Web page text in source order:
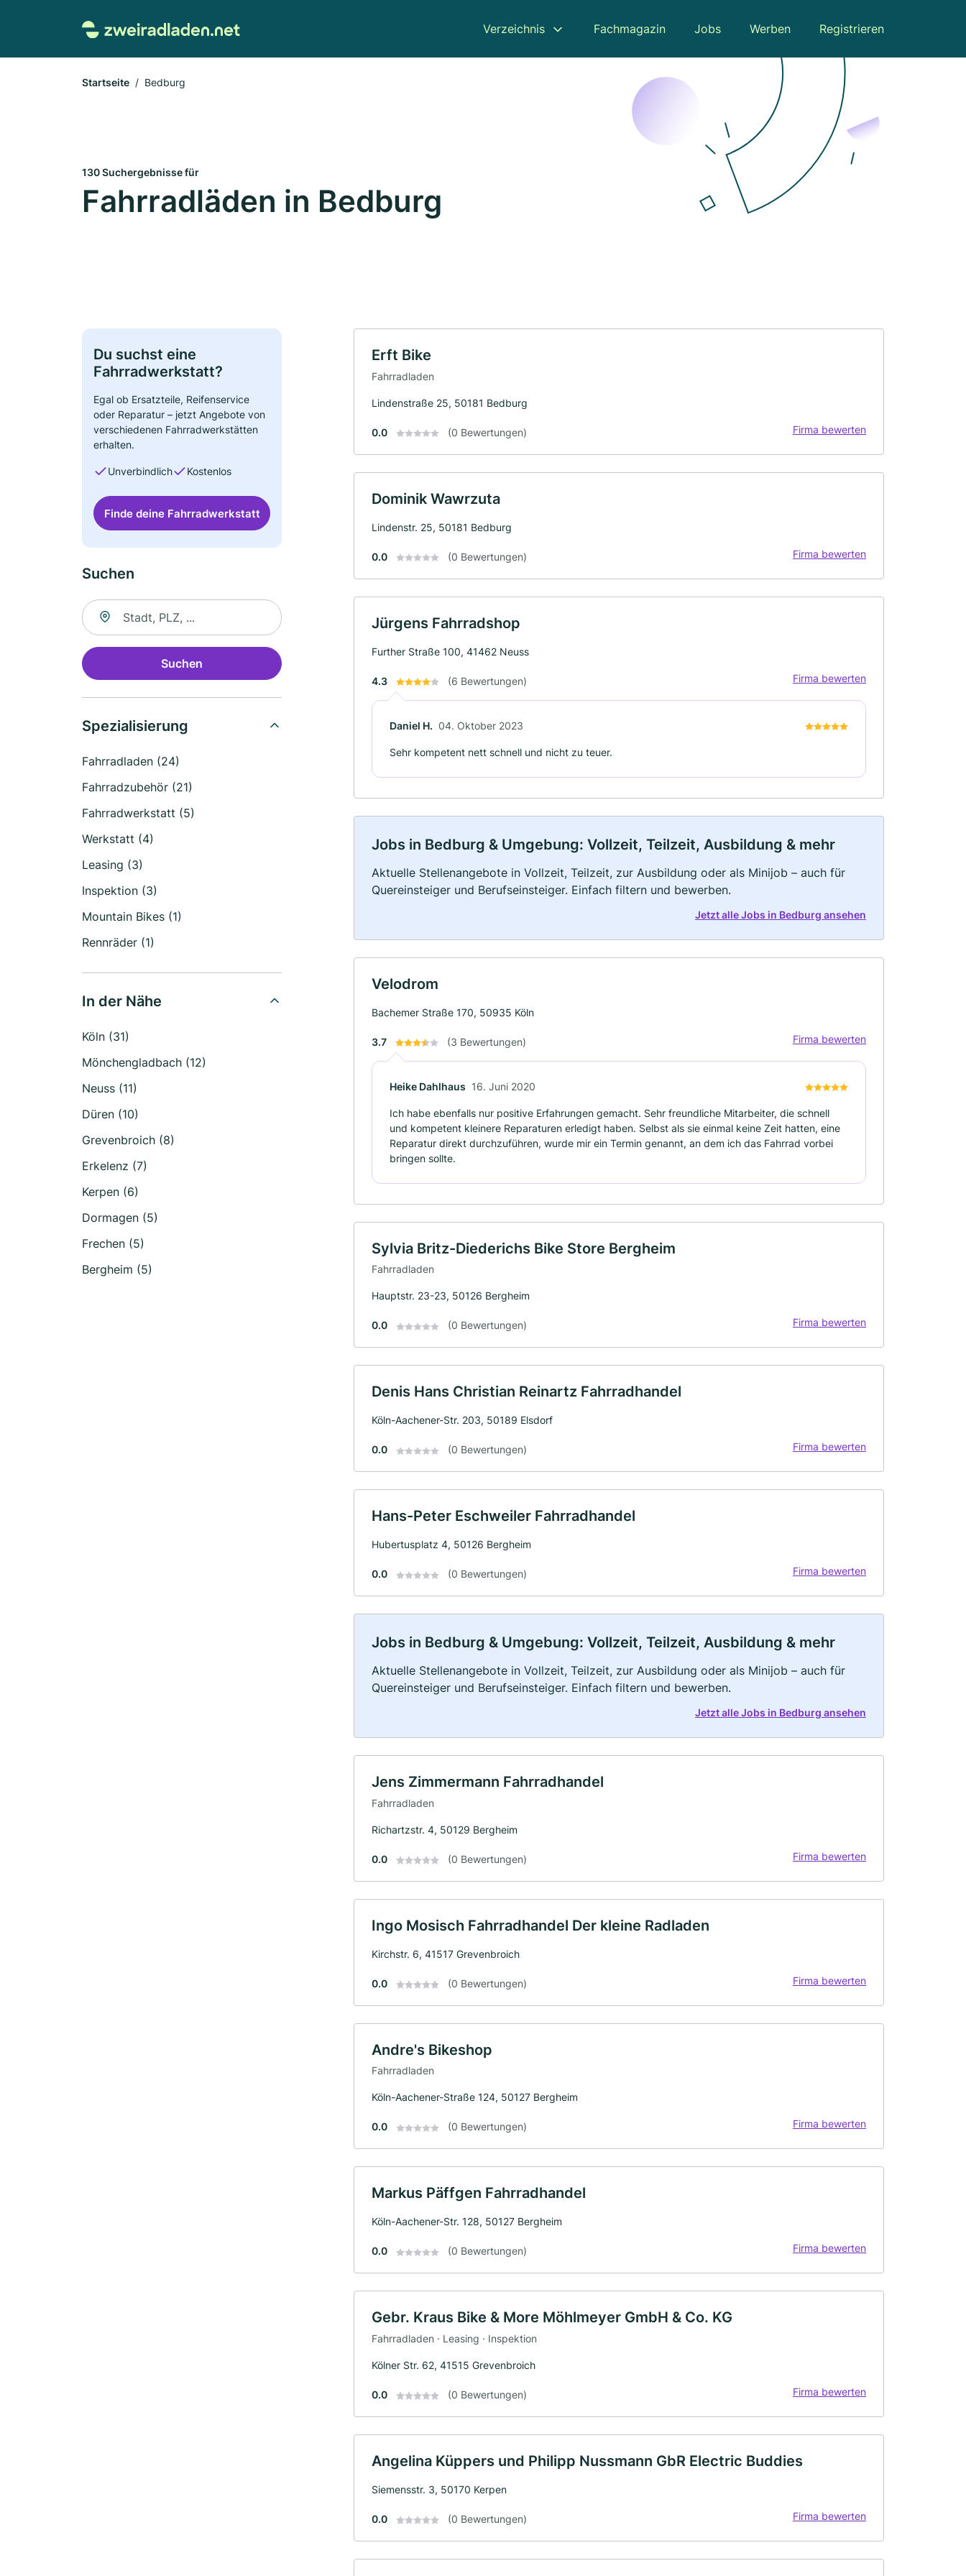
Verzeichnis Fachmagazin Jobs Werben Registrieren
Startseite Bedburg
130 Suchergebnisse für
Fahrradläden in Bedburg
Du suchst eine
Fahrradwerkstatt?
Egal ob Ersatzteile, Reifenservice
oder Reparatur – jetzt Angebote von
verschiedenen Fahrradwerkstätten
erhalten.
Unverbindlich Kostenlos
Finde deine Fahrradwerkstatt
Suchen
Suche nach Ort
Suchen
Spezialisierung
Fahrradladen (24)
Fahrradzubehör (21)
Fahrradwerkstatt (5)
Werkstatt (4)
Leasing (3)
Inspektion (3)
Mountain Bikes (1)
Rennräder (1)
In der Nähe
Köln (31)
Mönchengladbach (12)
Neuss (11)
Düren (10)
Grevenbroich (8)
Erkelenz (7)
Kerpen (6)
Dormagen (5)
Frechen (5)
Bergheim (5)
Erft Bike
Fahrradladen
Lindenstraße 25, 50181 Bedburg
0.0 (0 Bewertungen) Firma bewerten
Dominik Wawrzuta
Lindenstr. 25, 50181 Bedburg
0.0 (0 Bewertungen) Firma bewerten
Jürgens Fahrradshop
Further Straße 100, 41462 Neuss
4.3 (6 Bewertungen) Firma bewerten
Daniel H. 04. Oktober 2023
Sehr kompetent nett schnell und nicht zu teuer.
Jobs in Bedburg & Umgebung: Vollzeit, Teilzeit, Ausbildung & mehr
Aktuelle Stellenangebote in Vollzeit, Teilzeit, zur Ausbildung oder als Minijob – auch für
Quereinsteiger und Berufseinsteiger. Einfach filtern und bewerben.
Jetzt alle Jobs in Bedburg ansehen
Velodrom
Bachemer Straße 170, 50935 Köln
3.7 (3 Bewertungen) Firma bewerten
Heike Dahlhaus 16. Juni 2020
Ich habe ebenfalls nur positive Erfahrungen gemacht. Sehr freundliche Mitarbeiter, die schnell
und kompetent kleinere Reparaturen erledigt haben. Selbst als sie einmal keine Zeit hatten, eine
Reparatur direkt durchzuführen, wurde mir ein Termin genannt, an dem ich das Fahrrad vorbei
bringen sollte.
Sylvia Britz-Diederichs Bike Store Bergheim
Fahrradladen
Hauptstr. 23-23, 50126 Bergheim
0.0 (0 Bewertungen) Firma bewerten
Denis Hans Christian Reinartz Fahrradhandel
Köln-Aachener-Str. 203, 50189 Elsdorf
0.0 (0 Bewertungen) Firma bewerten
Hans-Peter Eschweiler Fahrradhandel
Hubertusplatz 4, 50126 Bergheim
0.0 (0 Bewertungen) Firma bewerten
Jobs in Bedburg & Umgebung: Vollzeit, Teilzeit, Ausbildung & mehr
Aktuelle Stellenangebote in Vollzeit, Teilzeit, zur Ausbildung oder als Minijob – auch für
Quereinsteiger und Berufseinsteiger. Einfach filtern und bewerben.
Jetzt alle Jobs in Bedburg ansehen
Jens Zimmermann Fahrradhandel
Fahrradladen
Richartzstr. 4, 50129 Bergheim
0.0 (0 Bewertungen) Firma bewerten
Ingo Mosisch Fahrradhandel Der kleine Radladen
Kirchstr. 6, 41517 Grevenbroich
0.0 (0 Bewertungen) Firma bewerten
Andre's Bikeshop
Fahrradladen
Köln-Aachener-Straße 124, 50127 Bergheim
0.0 (0 Bewertungen) Firma bewerten
Markus Päffgen Fahrradhandel
Köln-Aachener-Str. 128, 50127 Bergheim
0.0 (0 Bewertungen) Firma bewerten
Gebr. Kraus Bike & More Möhlmeyer GmbH & Co. KG
Fahrradladen · Leasing · Inspektion
Kölner Str. 62, 41515 Grevenbroich
0.0 (0 Bewertungen) Firma bewerten
Angelina Küppers und Philipp Nussmann GbR Electric Buddies
Siemensstr. 3, 50170 Kerpen
0.0 (0 Bewertungen) Firma bewerten